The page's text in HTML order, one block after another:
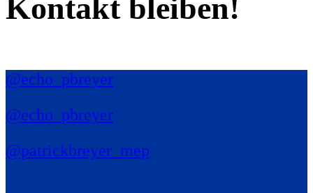
Kontakt bleiben!
@echo_pbreyer
@echo_pbreyer
@patrickbreyer_mep